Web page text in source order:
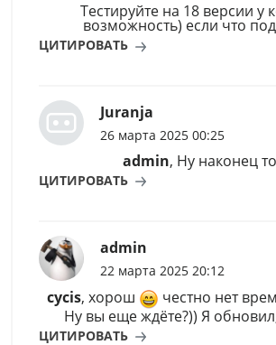
Тестируйте на 18 версии у
возможность) если что
ЦИТИРОВАТЬ
Juranja
26 марта 2025 00:25
admin, Ну наконец
ЦИТИРОВАТЬ
admin
22 марта 2025 20:12
cycis, хорош
честно нет
Ну вы еще ждёте?)) Я
ЦИТИРОВАТЬ